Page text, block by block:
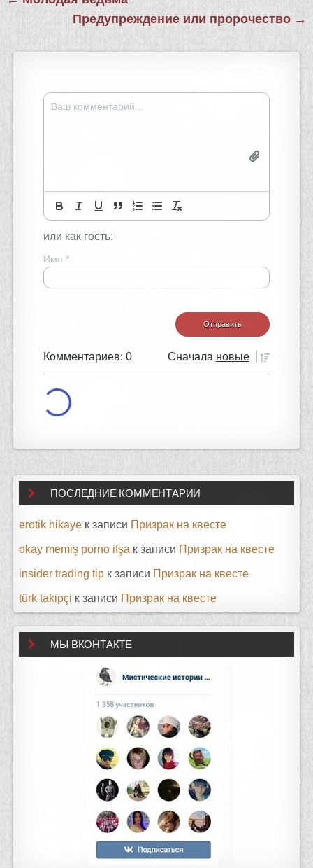
по
записям Предупреждение или пророчество →
или как гость:
Имя *
Комментариев: 0 Сначала новые
ПОСЛЕДНИЕ КОММЕНТАРИИ
erotik hikaye к записи Призрак на квесте
okay memiş porno ifşa к записи Призрак на квесте
insider trading tip к записи Призрак на квесте
türk takipçi к записи Призрак на квесте
МЫ ВКОНТАКТЕ